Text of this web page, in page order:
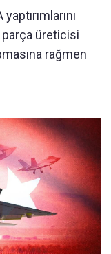
üreticisi
rağmen